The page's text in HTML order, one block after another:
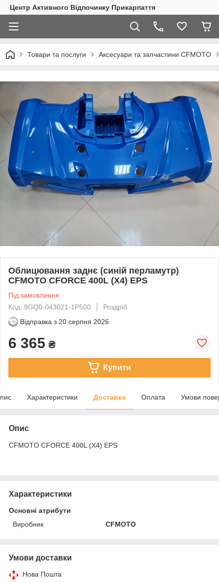
Центр Активного Відпочинку Прикарпаття
Товари та послуги Аксесуари та запчастини CFMOTO
Облицювання заднє (синій перламутр)
CFMOTO CFORCE 400L (X4) EPS
Під замовлення
Код: 9GQ0-043021-1P500
Роздріб
Відправка з 20 серпня 2026
6 365 ₴
Купити
Характеристики Доставка Оплата Умови
Опис
CFMOTO CFORCE 400L (X4) EPS
Характеристики
Основні атрибути
Виробник
CFMOTO
Умови доставки
Нова Пошта